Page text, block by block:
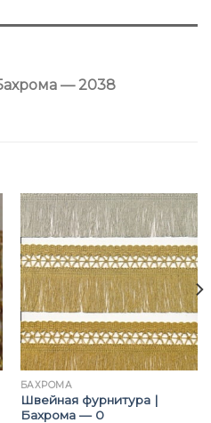
— 2038
БАХРОМА
Швейная фурнитура |
Бахрома — 0